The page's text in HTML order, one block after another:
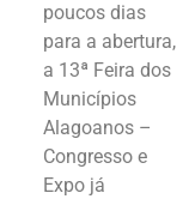
poucos dias
para a abertura,
a 13ª Feira dos
Municípios
Alagoanos –
Congresso e
Expo já